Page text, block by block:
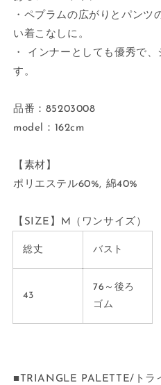
・ペプラムの広がりとパンツ
い着こなしに。
・ インナーとしても優秀で
す。
品番 ： 85203008
model：162cm
【素材】
ポリエステル60%, 綿40%
【SIZE】M（ワンサイズ）
総丈 バスト
43
76～後ろ
ゴム
■TRIANGLE PALETTE/トラ